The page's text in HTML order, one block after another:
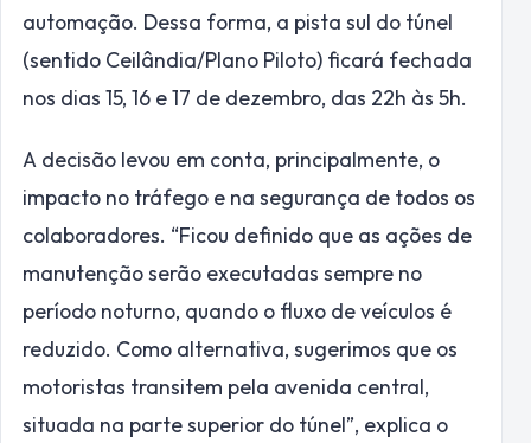
automação. Dessa forma, a pista sul do túnel
(sentido Ceilândia/Plano Piloto) ficará fechada
nos dias 15, 16 e 17 de dezembro, das 22h às 5h.
A decisão levou em conta, principalmente, o
impacto no tráfego e na segurança de todos os
colaboradores. “Ficou definido que as ações de
manutenção serão executadas sempre no
período noturno, quando o fluxo de veículos é
reduzido. Como alternativa, sugerimos que os
motoristas transitem pela avenida central,
situada na parte superior do túnel”, explica o